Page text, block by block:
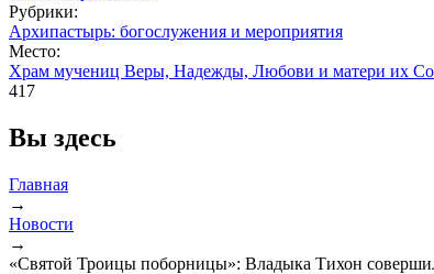
Рубрики:
Архипастырь: богослужения и мероприятия
Место:
Храм мучениц Веры, Надежды, Любови и матери их
417
Вы здесь
Главная
→
Новости
→
«Святой Троицы поборницы»: Владыка Тихон